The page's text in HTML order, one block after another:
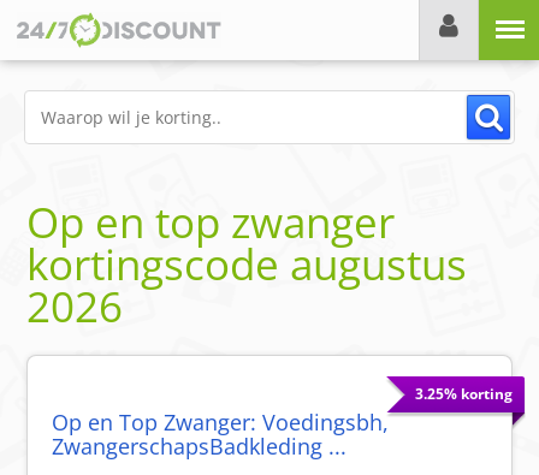
Op en top zwanger
kortingscode augustus
2026
3.25% korting
Op en Top Zwanger: Voedingsbh,
ZwangerschapsBadkleding ...